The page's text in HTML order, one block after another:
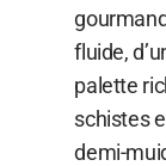
fluide,
palette
schistes
demi-